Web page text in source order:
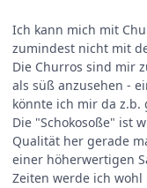
Ich kann mich mit
zumindest nicht mit
Die Churros sind mir
als süß anzusehen -
könnte ich mir da
Die "Schokosoße" ist
Qualität her gerade
einer höherwertigen
Zeiten werde ich